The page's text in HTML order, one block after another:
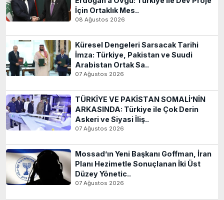
İçin Ortaklık Mes..
08 Ağustos 2026
Küresel Dengeleri Sarsacak Tarihi
İmza: Türkiye, Pakistan ve Suudi
Arabistan Ortak Sa..
07 Ağustos 2026
TÜRKİYE VE PAKİSTAN SOMALİ’NİN
ARKASINDA: Türkiye ile Çok Derin
Askeri ve Siyasi İliş..
07 Ağustos 2026
Mossad’ın Yeni Başkanı Goffman, İran
Planı Hezimetle Sonuçlanan İki Üst
Düzey Yönetic..
07 Ağustos 2026